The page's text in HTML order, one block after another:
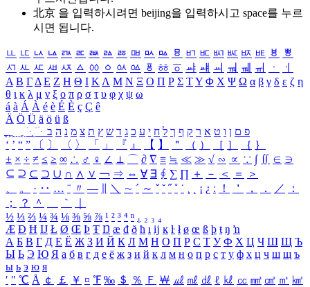
北京 을 입력하시려면 beijing을 입력하시고 space를 누르
시면 됩니다.
ㅥ ㅦ ㅧ ㅨ ㅩ ㅪ ㅫ ㅬ ㅭ ㅮ ㅯ ㅰ ㅱ ㅲ ㅳ ㅴ ㅵ ㅶ ㅷ ㅸ
ㅹ
ㅺ ㅻ ㅼ ㅽ ㅾ ㅿ ㆀ ㆁ ㆂ ㆃ ㆄ ㆅ ㆆ ㆇ ㆈ ㆉ ㆊ ㆋ ㆌ ㆍ
ㆎ
Α Β ΓΔ Ε Ζ Η Θ Ι ΚΛ Μ Ν Ξ Ο Π Ρ Σ ΤΥ Φ Χ Ψ Ω α β γ δ ε ζ η
θ ι κ λ μ ν ξ ο π ρ σ τ υ φ χ ψ ω
á à Á À é è É È ç Ç ê
Ä Ö Ü ä ö ü ß
ִֶֹ ֻּ ׁׂ פ ם ן ו ט א ר ק ף ך ל ח י ע כ ג ד ש ץ ת צ מ נ ה ב
‘ ’ “ ” 〔 〕 〈 〉 「 」 『 』 【 】 ＂ （ ） ［ ］ ｛ ｝
± × ÷ ≠ ≤ ≥ ∞ ∴ ♂ ♀ ∠ ⊥ ⌒ ∂ ∇ ≡ ≒ ≪ ≫ √ ∽ ∝ ∵ ∫ ∬ ∈ ∋
⊆ ⊇ ⊂ ⊃ ∪ ∩ ∧ ∨ ￢ ⇒ ⇔ ∀ ∃ ∮ ∑ ∏ ＋ － ＜ ＝
＞
、
。 · ‥ … ¨ 〃 ― ＼ ∼ ´ ～ ˇ ˘ ˝ ˚ ˙ ¸ ¡ ¿ ː ！ ＇ ， ． ／
：
；
？ ＾ ｀
½ ⅓ ⅔ ¼ ¾ ⅛ ⅜ ⅝ ⅞ ¹ ² ³ ⁴ ⁿ ₁ ₂ ₃ ₄
Æ Ð Ħ Ĳ Ł Ø Œ Þ Ŧ Ŋ æ đ ð ħ ı ĳ ĸ ŀ ł ø œ ß þ ŧ ŋ ŉ
А Б В Г Д Е Ё Ж З И Й К Л М Н О П Р С Т У Ф Х Ц Ч Ш Щ Ъ
Ы Ь Э Ю Я а б в г д е ё ж з и й к л м н о п р с т у ф х ц ч ш щ ъ
ы ь э ю я
′ ″ ℃ Å ￠ ￡ ￥ ¤ ℉ ‰ ＄ ％ Ｆ ￦ ㎕ ㎖ ㎗ ℓ ㎘ ㏄ ㎣ ㎤ ㎥ ㎦